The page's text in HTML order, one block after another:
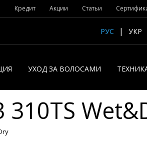
Кредит Акции Статьи
РУС УКР
УХОД ЗА ВОЛОСАМИ
310TS